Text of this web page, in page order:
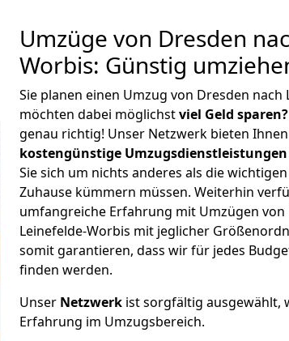
Umzüge von Dresden
Worbis: Günstig
Sie planen einen Umzug von Dresden
möchten dabei möglichstviel Geld sparen?
genau richtig! Unser Netzwerk bieten Ihnen
kostengünstige Umzugsdienstleistungen
Sie sich um nichts anderes als die
Zuhause kümmern müssen. Weiterhin
umfangreiche Erfahrung mit Umzügen von
Leinefelde-Worbis mit jeglicher
somit garantieren, dass wir für jedes
finden werden.
Unser Netzwerk ist sorgfältig ausgewählt,
Erfahrung im Umzugsbereich.